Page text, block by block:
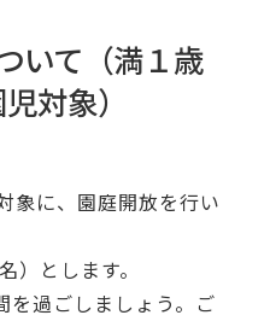
いて（満１歳
対象）
象に、園庭開放を行い
）とします。
を過ごしましょう。ご